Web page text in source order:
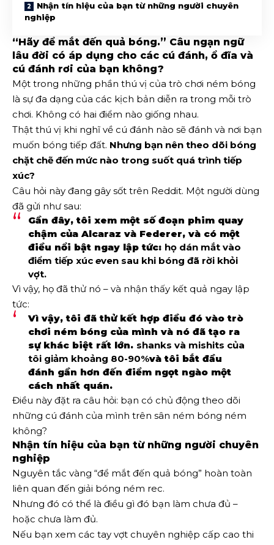
Nhận tín hiệu của bạn từ những người chuyên
nghiệp
“Hãy để mắt đến quả bóng.” Câu ngạn ngữ
lâu đời có áp dụng cho các cú đánh, ổ đĩa và
cú đánh rơi của bạn không?
Một trong những phần thú vị của trò chơi ném bóng
là sự đa dạng của các kịch bản diễn ra trong mỗi trò
chơi. Không có hai điểm nào giống nhau.
Thật thú vị khi nghĩ về cú đánh nào sẽ đánh và nơi bạn
muốn bóng tiếp đất. Nhưng bạn nên theo dõi bóng
chặt chẽ đến mức nào trong suốt quá trình tiếp
xúc?
Câu hỏi này đang gây sốt trên Reddit. Một người dùng
đã gửi như sau:
Gần đây, tôi xem một số đoạn phim quay
chậm của Alcaraz và Federer, và có một
điều nổi bật ngay lập tức: họ dán mắt vào
điểm tiếp xúc even sau khi bóng đã rời khỏi
vợt.
Vì vậy, họ đã thử nó – và nhận thấy kết quả ngay lập
tức:
Vì vậy, tôi đã thử kết hợp điều đó vào trò
chơi ném bóng của mình và nó đã tạo ra
sự khác biệt rất lớn. shanks và mishits của
tôi giảm khoảng 80-90%và tôi bắt đầu
đánh gần hơn đến điểm ngọt ngào một
cách nhất quán.
Điều này đặt ra câu hỏi: bạn có chủ động theo dõi
những cú đánh của mình trên sân ném bóng ném
không?
Nhận tín hiệu của bạn từ những người chuyên
nghiệp
Nguyên tắc vàng “để mắt đến quả bóng” hoàn toàn
liên quan đến giải bóng ném rec.
Nhưng đó có thể là điều gì đó bạn làm chưa đủ –
hoặc chưa làm đủ.
Nếu bạn xem các tay vợt chuyên nghiệp cấp cao thi